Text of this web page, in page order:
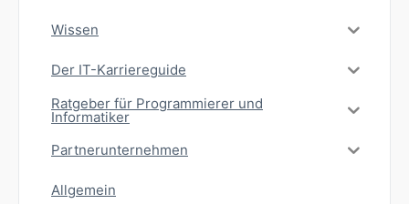
Wissen
Der IT-Karriereguide
Ratgeber für Programmierer und
Informatiker
Partnerunternehmen
Allgemein